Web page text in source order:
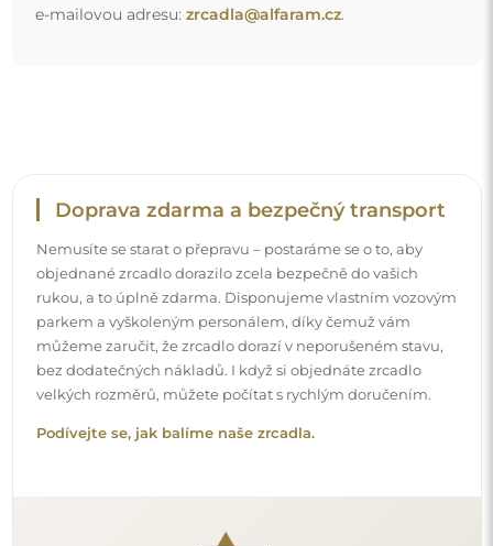
Snadná montáž
Zajišťujeme výrobu a dodání zrcadel, zatímco montáž je
na vaší straně. Vzhledem ke specifičnosti každého prostoru
nenabízíme standardní montážní příslušenství. To vám
dává volnost vybrat si hmoždinky nebo háčky, které
nejlépe vyhovují vašim stěnám a potřebám.